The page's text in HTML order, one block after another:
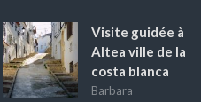
Visite guidée à
Altea ville de la
costa blanca
Barbara